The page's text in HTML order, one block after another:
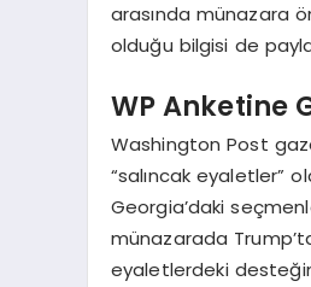
arasında münazara
olduğu bilgisi de
WP Anketine
Washington Post
“salıncak eyaletler”
Georgia’daki
münazarada
eyaletlerdeki